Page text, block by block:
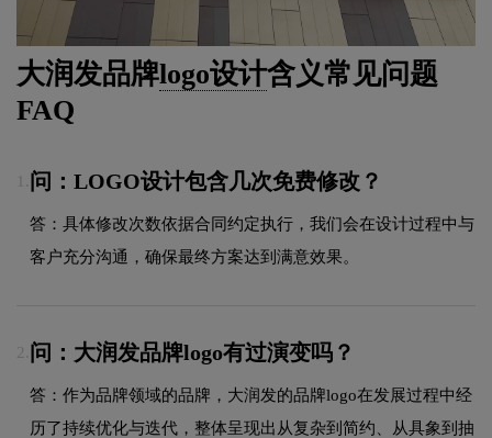
大润发品牌logo设计含义常见问题
FAQ
问：LOGO设计包含几次免费修改？
答：具体修改次数依据合同约定执行，我们会在设计过程中与
客户充分沟通，确保最终方案达到满意效果。
2. 问：大润发品牌logo有过演变吗？
答：作为品牌领域的品牌，大润发的品牌logo在发展过程中经
历了持续优化与迭代，整体呈现出从复杂到简约、从具象到抽